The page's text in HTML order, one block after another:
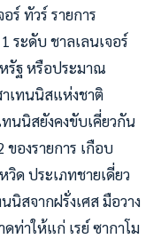
ร์ ทัวร์ รายการ
ระดับ ชาลเลนเจอร์
หรัฐ หรือประมาณ
เทนนิสแห่งชาติ
ทนนิสยังคงขับเคี่ยวกัน
ของรายการ เกือบ
ด ประเภทชายเดี่ยว
นิสจากฝรั่งเศส มือวาง
ท่าให้แก่ เรย์ ซากาโม